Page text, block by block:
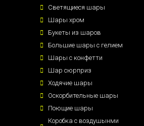
Светящиеся шары
Шары хром
Букеты из шаров
Большие шары с гелием
Шары с конфетти
Шар сюрприз
Ходячие шары
Оскорбительные шары
Поющие шары
Коробка с воздушынми